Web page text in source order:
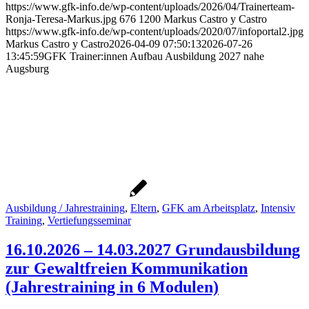
https://www.gfk-info.de/wp-content/uploads/2026/04/Trainerteam-
Ronja-Teresa-Markus.jpg 676 1200 Markus Castro y Castro
https://www.gfk-info.de/wp-content/uploads/2020/07/infoportal2.jpg
Markus Castro y Castro2026-04-09 07:50:132026-07-26
13:45:59GFK Trainer:innen Aufbau Ausbildung 2027 nahe
Augsburg
Ausbildung / Jahrestraining, Eltern, GFK am Arbeitsplatz, Intensiv
Training, Vertiefungsseminar
16.10.2026 – 14.03.2027 Grundausbildung
zur Gewaltfreien Kommunikation
(Jahrestraining in 6 Modulen)